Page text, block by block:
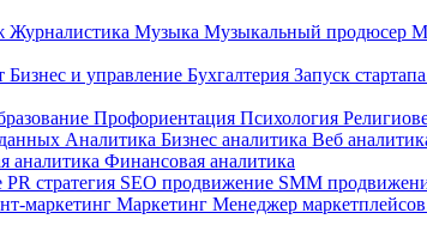
Журналистика Музыка Музыкальный продюсер
Бизнес и управление Бухгалтерия Запуск
Профориентация Психология
Аналитика Бизнес аналитика Веб
аналитика Финансовая аналитика
PR стратегия SEO продвижение SMM
маркетинг Маркетинг Менеджер